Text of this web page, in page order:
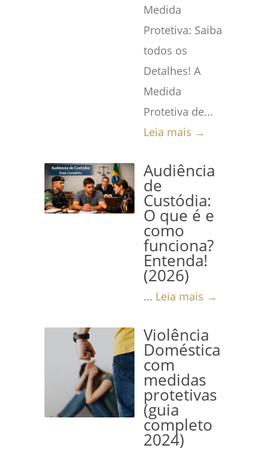
Medida
Protetiva: Saiba
todos os
Detalhes! A
Medida
Protetiva de...
Leia mais →
Audiência
de
Custódia:
O que é e
como
funciona?
Entenda!
(2026)
... Leia mais →
Violência
Doméstica
com
medidas
protetivas
(guia
completo
2024)